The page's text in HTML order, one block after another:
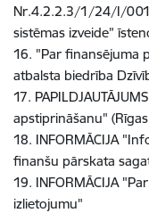
Nr.4.2.2.3/1/24/I/001
sistēmas izveide”
16. "Par finansējuma
atbalsta biedrība
17.
apstiprināšanu"
18. INFORMĀCIJA
finanšu pārskata
19. INFORMĀCIJA
izlietojumu"